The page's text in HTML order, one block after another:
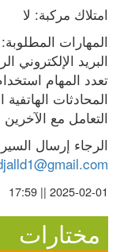
امتلاك مركبة: لا
التعامل مع
الرجاء إرسال
2025-02-01 || 17:59
مختارات